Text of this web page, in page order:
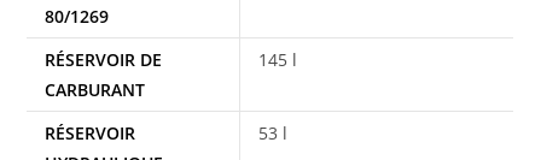
80/1269
RÉSERVOIR DE
CARBURANT
145 l
RÉSERVOIR
53 l